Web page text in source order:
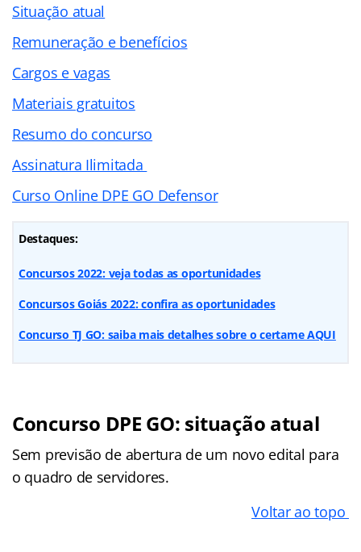
Situação atual
Remuneração e benefícios
Cargos e vagas
Materiais gratuitos
Resumo do concurso
Assinatura Ilimitada
Curso Online DPE GO Defensor
Destaques:
Concursos 2022: veja todas as oportunidades
Concursos Goiás 2022: confira as oportunidades
Concurso TJ GO: saiba mais detalhes sobre o certame AQUI
Concurso DPE GO: situação atual
Sem previsão de abertura de um novo edital para
o quadro de servidores.
Voltar ao topo